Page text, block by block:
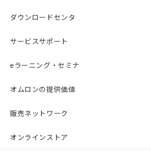
ダウンロードセンタ
サービスサポート
eラーニング・セミナ
オムロンの提供価値
販売ネットワーク
オンラインストア